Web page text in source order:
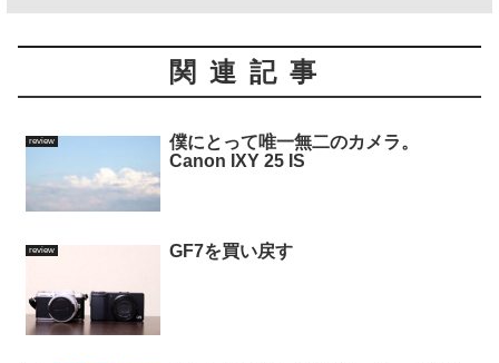
関連記事
review
僕にとって唯一無二のカメラ。
Canon IXY 25 IS
review GF7を買い戻す